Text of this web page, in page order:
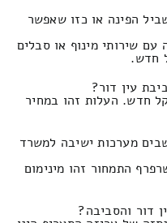
הפינה או כזו שאפשר
שירותי מינוף או סבלים
עין דור?
זהו החל מ140 ועד 200 שקל חדש. העלות זהו במחיר
מערכות ישיבה למשרד
התמחור זהו מינימום
דור והסביבה?